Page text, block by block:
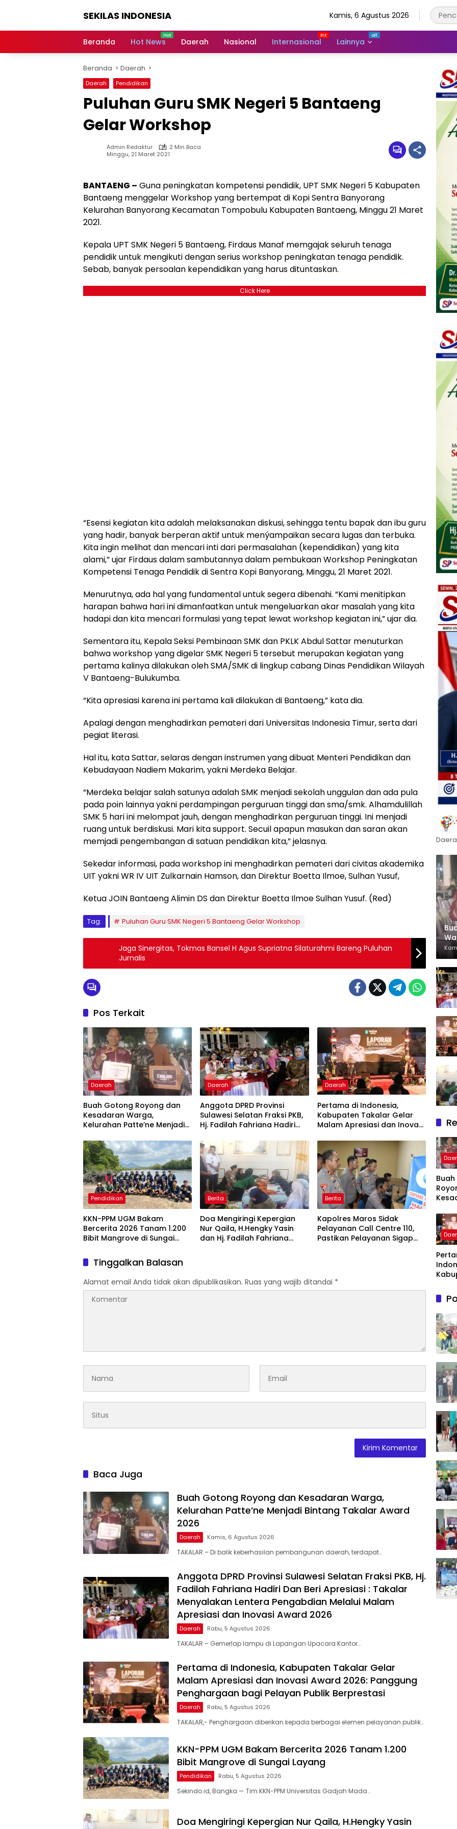
SEKILAS INDONESIA
Terkini,
Latest
World,
Headlines,
News
Kamis, 6 Agustus 2026
Beranda Hot News Daerah Nasional Internasional Lainnya
Beranda Daerah
Daerah Pendidikan
Puluhan Guru SMK Negeri 5 Bantaeng
Gelar Workshop
Admin Redaktur
2 Min Baca
Minggu, 21 Maret 2021
BANTAENG – Guna peningkatan kompetensi pendidik, UPT SMK Negeri 5 Kabupaten
Bantaeng menggelar Workshop yang bertempat di Kopi Sentra Banyorang
Kelurahan Banyorang Kecamatan Tompobulu Kabupaten Bantaeng, Minggu 21 Maret
2021.
Kepala UPT SMK Negeri 5 Bantaeng, Firdaus Manaf memgajak seluruh tenaga
pendidik untuk mengikuti dengan serius workshop peningkatan tenaga pendidik.
Sebab, banyak persoalan kependidikan yang harus dituntaskan.
Click Here
“Esensi kegiatan kita adalah melaksanakan diskusi, sehingga tentu bapak dan ibu guru
yang hadir, banyak berperan aktif untuk menýampaikan secara lugas dan terbuka.
Kita ingin melihat dan mencari inti dari permasalahan (kependidikan) yang kita
alami,” ujar Firdaus dalam sambutannya dalam pembukaan Workshop Peningkatan
Kompetensi Tenaga Pendidik di Sentra Kopi Banyorang, Minggu, 21 Maret 2021.
Menurutnya, ada hal yang fundamental untuk segera dibenahi. “Kami menitipkan
harapan bahwa hari ini dimanfaatkan untuk mengeluarkan akar masalah yang kita
hadapi dan kita mencari formulasi yang tepat lewat workshop kegiatan ini,” ujar dia.
Sementara itu, Kepala Seksi Pembinaan SMK dan PKLK Abdul Sattar menuturkan
bahwa workshop yang digelar SMK Negeri 5 tersebut merupakan kegiatan yang
pertama kalinya dilakukan oleh SMA/SMK di lingkup cabang Dinas Pendidikan Wilayah
V Bantaeng-Bulukumba.
“Kita apresiasi karena ini pertama kali dilakukan di Bantaeng,” kata dia.
Apalagi dengan menghadirkan pemateri dari Universitas Indonesia Timur, serta dari
pegiat literasi.
Hal itu, kata Sattar, selaras dengan instrumen yang dibuat Menteri Pendidikan dan
Kebudayaan Nadiem Makarim, yakni Merdeka Belajar.
“Merdeka belajar salah satunya adalah SMK menjadi sekolah unggulan dan ada pula
pada poin lainnya yakni perdampingan perguruan tinggi dan sma/smk. Alhamdulillah
SMK 5 hari ini melompat jauh, dengan menghadirkan perguruan tinggi. Ini menjadi
ruang untuk berdiskusi. Mari kita support. Secuil apapun masukan dan saran akan
memjadi pengembangan di satuan pendidikan kita,” jelasnya.
Sekedar informasi, pada workshop ini menghadirkan pemateri dari civitas akademika
UIT yakni WR IV UIT Zulkarnain Hamson, dan Direktur Boetta Ilmoe, Sulhan Yusuf,
Ketua JOIN Bantaeng Alimin DS dan Direktur Boetta Ilmoe Sulhan Yusuf. (Red)
Tag: Puluhan Guru SMK Negeri 5 Bantaeng Gelar Workshop
Jaga Sinergitas, Tokmas Bansel H Agus Supriatna Silaturahmi Bareng Puluhan
Jurnalis
Pos Terkait
Daerah
Buah Gotong Royong dan
Kesadaran Warga,
Kelurahan Patte’ne Menjadi
Daerah
Anggota DPRD Provinsi
Sulawesi Selatan Fraksi PKB,
Hj. Fadilah Fahriana Hadiri
Menyalakan Lentera
Pengabdian Melalui Malam
Apresiasi dan Inovasi Award
2026
Daerah
Pertama di Indonesia,
Kabupaten Takalar Gelar
Malam Apresiasi dan Inovasi
Penghargaan bagi Pelayan
Publik Berprestasi
Pendidikan
KKN-PPM UGM Bakam
Bercerita 2026 Tanam 1.200
Bibit Mangrove di Sungai
Berita
Doa Mengiringi Kepergian
Nur Qaila, H.Hengky Yasin
dan Hj. Fadilah Fahriana
Berita
Kapolres Maros Sidak
Pelayanan Call Centre 110,
Pastikan Pelayanan Sigap
Tinggalkan Balasan
Alamat email Anda tidak akan dipublikasikan. Ruas yang wajib ditandai *
Baca Juga
Buah Gotong Royong dan Kesadaran Warga,
Kelurahan Patte’ne Menjadi Bintang Takalar Award
2026
Daerah Kamis, 6 Agustus 2026
TAKALAR – Di balik keberhasilan pembangunan daerah, terdapat…
Anggota DPRD Provinsi Sulawesi Selatan Fraksi PKB, Hj.
Fadilah Fahriana Hadiri Dan Beri Apresiasi : Takalar
Menyalakan Lentera Pengabdian Melalui Malam
Apresiasi dan Inovasi Award 2026
Daerah Rabu, 5 Agustus 2026
TAKALAR – Gemerlap lampu di Lapangan Upacara Kantor…
Pertama di Indonesia, Kabupaten Takalar Gelar
Malam Apresiasi dan Inovasi Award 2026: Panggung
Penghargaan bagi Pelayan Publik Berprestasi
Daerah Rabu, 5 Agustus 2026
TAKALAR,- Penghargaan diberikan kepada berbagai elemen pelayanan publik…
KKN-PPM UGM Bakam Bercerita 2026 Tanam 1.200
Bibit Mangrove di Sungai Layang
Pendidikan Rabu, 5 Agustus 2026
Sekindo.id, Bangka — Tim KKN-PPM Universitas Gadjah Mada…
Doa Mengiringi Kepergian Nur Qaila, H.Hengky Yasin
Gelar
dan
n
Publik